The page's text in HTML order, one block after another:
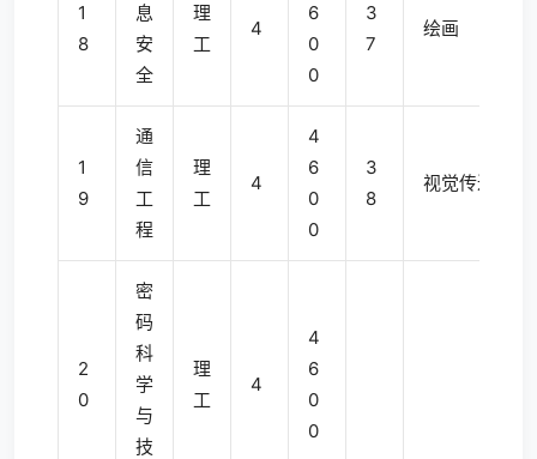
1
8
息
安
全
理
工
4
6
0
0
3
7
绘画
1
9
通
信
工
程
理
工
4
4
6
0
0
3
8
视觉传达设计
2
0
密
码
科
学
与
技
理
工
4
4
6
0
0